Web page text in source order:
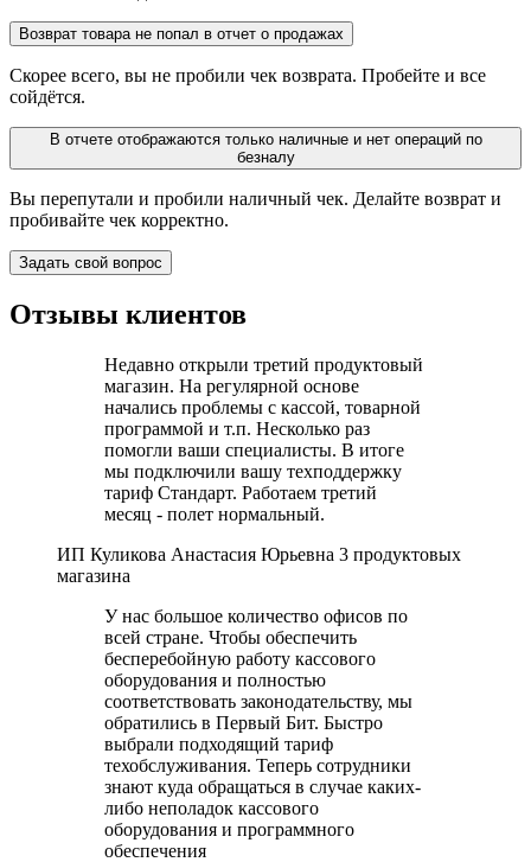
Возврат товара не попал в отчет о продажах
Скорее всего, вы не пробили чек возврата. Пробейте и все
сойдётся.
В отчете отображаются только наличные и нет операций по
безналу
Вы перепутали и пробили наличный чек. Делайте возврат и
пробивайте чек корректно.
Задать свой вопрос
Отзывы клиентов
Недавно открыли третий продуктовый
магазин. На регулярной основе
начались проблемы с кассой, товарной
программой и т.п. Несколько раз
помогли ваши специалисты. В итоге
мы подключили вашу техподдержку
тариф Стандарт. Работаем третий
месяц - полет нормальный.
ИП Куликова Анастасия Юрьевна 3 продуктовых
магазина
У нас большое количество офисов по
всей стране. Чтобы обеспечить
бесперебойную работу кассового
оборудования и полностью
соответствовать законодательству, мы
обратились в Первый Бит. Быстро
выбрали подходящий тариф
техобслуживания. Теперь сотрудники
знают куда обращаться в случае каких-
либо неполадок кассового
оборудования и программного
обеспечения